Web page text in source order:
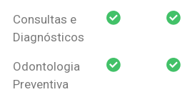
Pessoa Física
Consultas e
Diagnósticos
Odontologia
Preventiva